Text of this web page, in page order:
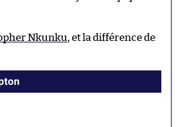
Nkunku, et la différence de